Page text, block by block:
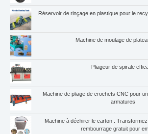
Réservoir de rinçage en plastique pour le
Machine de moulage de
Pliageur de spirale
Machine de pliage de crochets CNC pour
armatures
Machine à déchirer le carton : Transformez
rembourrage gratuit pour